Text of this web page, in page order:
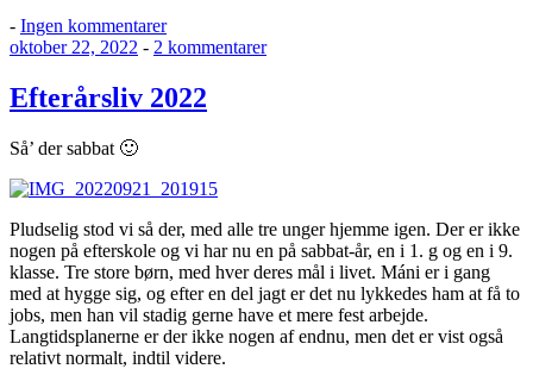
- Ingen kommentarertil
Hyggetid
Udgivet
oktober 22, 2022 - 2 kommentarertil
Efterårsliv 2022
Så’ der sabbat 🙂
Pludselig stod vi så der, med alle tre unger hjemme igen. Der er ikke
nogen på efterskole og vi har nu en på sabbat-år, en i 1. g og en i 9.
klasse. Tre store børn, med hver deres mål i livet. Máni er i gang
med at hygge sig, og efter en del jagt er det nu lykkedes ham at få to
jobs, men han vil stadig gerne have et mere fest arbejde.
Langtidsplanerne er der ikke nogen af endnu, men det er vist også
relativt normalt, indtil videre.